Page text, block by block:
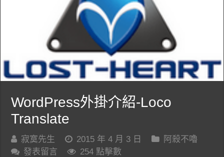
WordPress外掛介紹-Loco
Translate
寂寞先生 2015 年 4 月 3 日
阿殺不嚕
發表留言
254 點擊數